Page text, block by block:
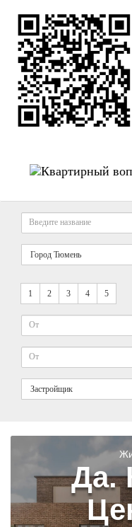
Город Тюмень
1 2 3 4 5
Застройщик
Да.